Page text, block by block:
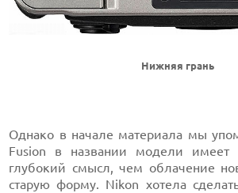
Нижняя грань
Однако в начале материала мы
Fusion в названии модели имеет
глубокий смысл, чем облачение
старую форму. Nikon хотела